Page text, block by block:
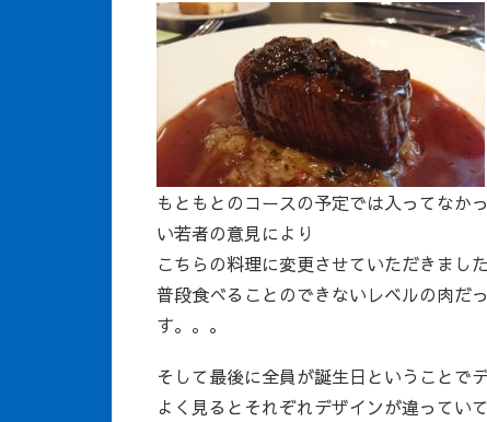
もともとのコースの予定では入ってなか
い若者の意見により
こちらの料理に変更させていただきました
普段食べることのできないレベルの肉だ
す。。。
そして最後に全員が誕生日ということで
よく見るとそれぞれデザインが違ってい